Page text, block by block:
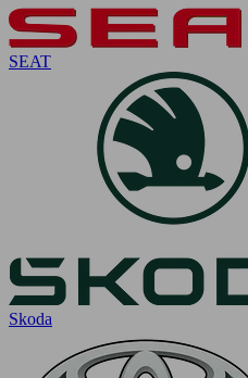
SEAT
Skoda